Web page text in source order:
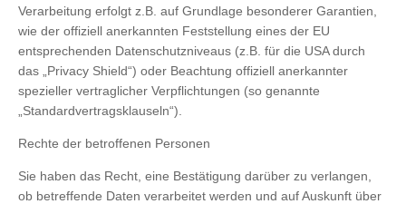
Verarbeitung erfolgt z.B. auf Grundlage besonderer Garantien,
wie der offiziell anerkannten Feststellung eines der EU
entsprechenden Datenschutzniveaus (z.B. für die USA durch
das „Privacy Shield“) oder Beachtung offiziell anerkannter
spezieller vertraglicher Verpflichtungen (so genannte
„Standardvertragsklauseln“).
Rechte der betroffenen Personen
Sie haben das Recht, eine Bestätigung darüber zu verlangen,
ob betreffende Daten verarbeitet werden und auf Auskunft über